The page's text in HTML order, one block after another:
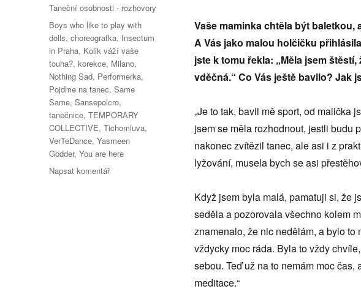
Vaše maminka chtěla být
A Vás jako malou holčičku
jste k tomu řekla: „Měla jsem
vděčná.“ Co Vás ještě bavilo? Jak
„Je to tak, bavil mě sport, od malička
jsem se měla rozhodnout, jestli budu
nakonec zvítězil tanec, ale asi i z
lyžování, musela bych se asi
Když jsem byla malá, pamatuji si, že
seděla a pozorovala všechno kolem
znamenalo, že nic nedělám, a bylo
vždycky moc ráda. Byla to vždy
sebou. Teď už na to nemám moc
meditace.“
Rubriky:
Taneční osobnosti - rozhovory
Štítky:
Boys who like to play with
dolls,choreografka, Insectum
in Praha, Kolik váží vaše
touha?,korekce, Milano,
Nothing Sad, Performerka,
Pojďme na tanec,Same
Same,Sansepolcro,
tanečnice,TEMPORARY
COLLECTIVE,Tichomluva,
VerTeDance,Yasmeen
Godder,You are here
Napsat komentářpro